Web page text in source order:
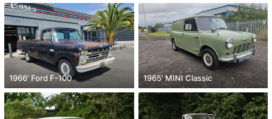
1966' Ford F-100 1965' MINI Classic